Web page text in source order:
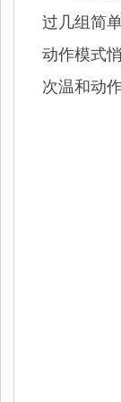
过几组简
动作模式
次温和动